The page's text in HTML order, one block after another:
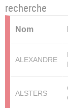
recherche
Nom
ALEXANDRE
ALSTERS